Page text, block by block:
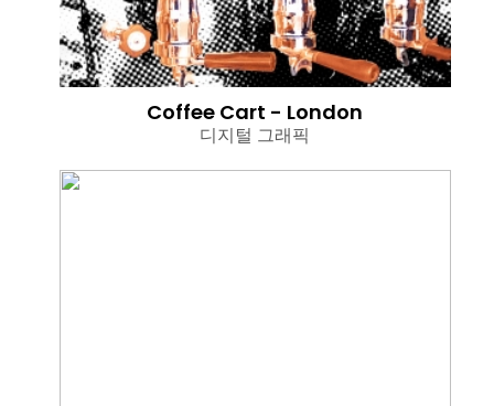
Coffee Cart - London
디지털 그래픽